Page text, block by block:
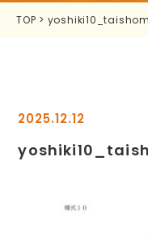
TOP >
2025.12.12